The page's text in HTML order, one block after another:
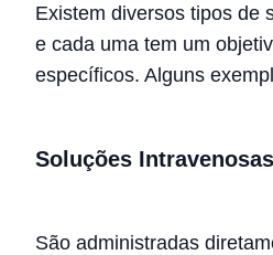
Existem diversos tipos de
e cada uma tem um
específicos. Alguns
Soluções
São administradas